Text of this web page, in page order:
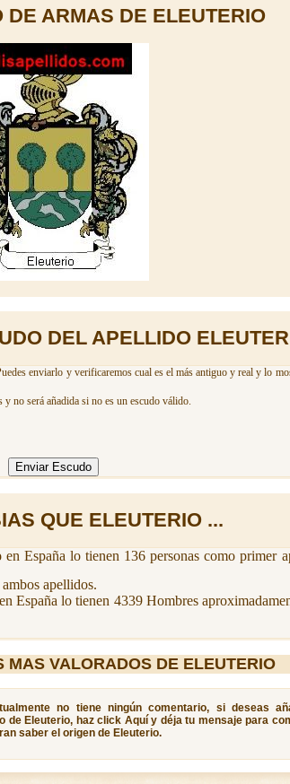
DE ARMAS DE ELEUTERIO
DEL APELLIDO
enviarlo y verificaremos cual es el más antiguo y real y lo
no será añadida si no es un escudo válido.
QUE ELEUTERIO ...
en España lo tienen 136 personas como primer
apellidos.
España lo tienen 4339 Hombres
MAS VALORADOS DE ELEUTERIO
no tiene ningún comentario, si deseas
de Eleuterio, haz click Aquí y déja tu mensaje para
saber el origen de Eleuterio.